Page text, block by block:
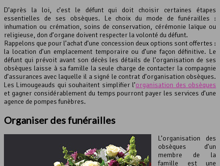
D’après la loi, c’est le défunt qui doit choisir certaines étapes
essentielles de ses obsèques. Le choix du mode de funérailles :
inhumation ou crémation, soins de conservation, cérémonie laïque ou
religieuse, don d’organe doivent respecter la volonté du défunt.
Rappelons que pour l’achat d’une concession deux options sont offertes :
la location d’un emplacement temporaire ou d’une façon définitive. Le
défunt qui prévoit avant son décès les détails de l’organisation de ses
obsèques laisse à sa famille la seule charge de contacter la compagnie
d’assurances avec laquelle il a signé le contrat d’organisation obsèques.
Les Limougeauds qui souhaitent simplifier l’organisation des obsèques
et gagner considérablement du temps pourront payer les services d’une
agence de pompes funèbres.
Organiser des funérailles
L’organisation des
obsèques d’un
membre de la
famille est une